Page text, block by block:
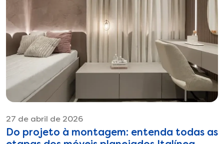
27 de abril de 2026
Do projeto à montagem: entenda todas as